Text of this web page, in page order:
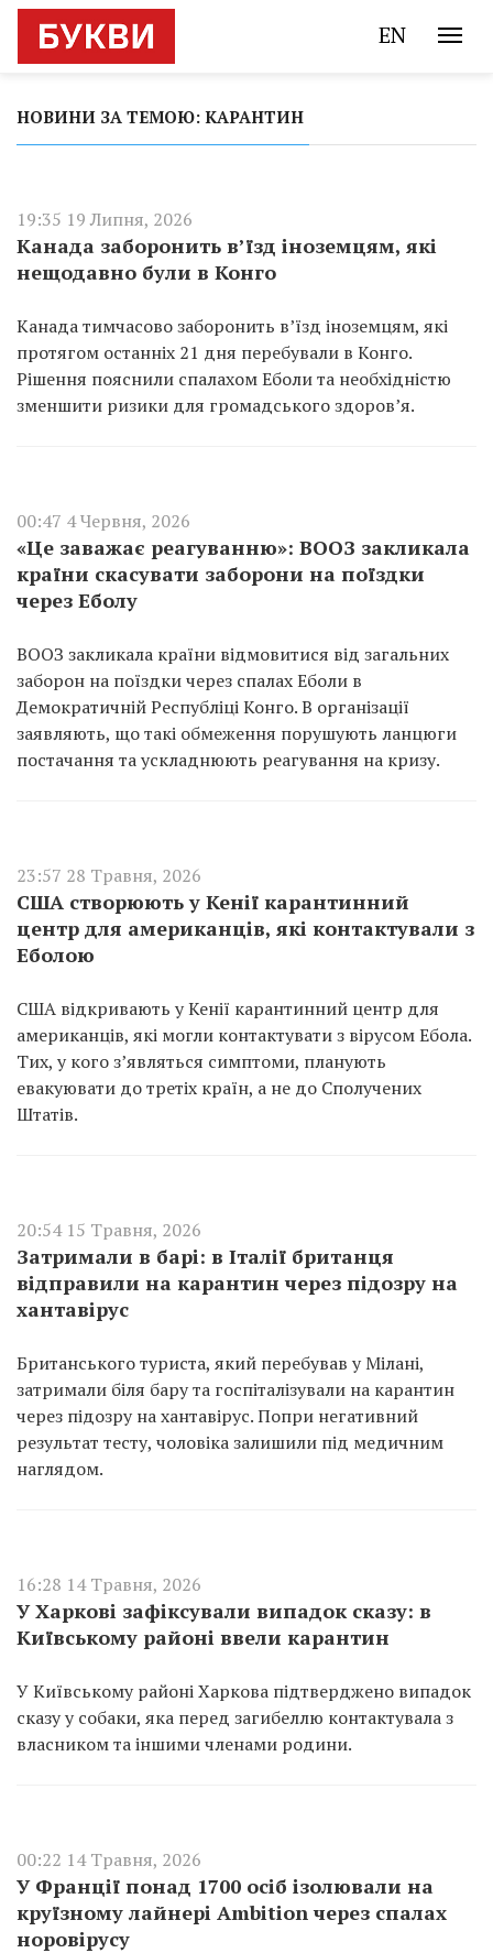
EN
НОВИНИ ЗА ТЕМОЮ: КАРАНТИН
19:35 19 Липня, 2026
Канада заборонить в’їзд іноземцям, які
нещодавно були в Конго
Канада тимчасово заборонить в’їзд іноземцям, які
протягом останніх 21 дня перебували в Конго.
Рішення пояснили спалахом Еболи та необхідністю
зменшити ризики для громадського здоров’я.
00:47 4 Червня, 2026
«Це заважає реагуванню»: ВООЗ закликала
країни скасувати заборони на поїздки
через Еболу
ВООЗ закликала країни відмовитися від загальних
заборон на поїздки через спалах Еболи в
Демократичній Республіці Конго. В організації
заявляють, що такі обмеження порушують ланцюги
постачання та ускладнюють реагування на кризу.
23:57 28 Травня, 2026
США створюють у Кенії карантинний
центр для американців, які контактували з
Еболою
США відкривають у Кенії карантинний центр для
американців, які могли контактувати з вірусом Ебола.
Тих, у кого з’являться симптоми, планують
евакуювати до третіх країн, а не до Сполучених
Штатів.
20:54 15 Травня, 2026
Затримали в барі: в Італії британця
відправили на карантин через підозру на
хантавірус
Британського туриста, який перебував у Мілані,
затримали біля бару та госпіталізували на карантин
через підозру на хантавірус. Попри негативний
результат тесту, чоловіка залишили під медичним
наглядом.
16:28 14 Травня, 2026
У Харкові зафіксували випадок сказу: в
Київському районі ввели карантин
У Київському районі Харкова підтверджено випадок
сказу у собаки, яка перед загибеллю контактувала з
власником та іншими членами родини.
00:22 14 Травня, 2026
У Франції понад 1700 осіб ізолювали на
круїзному лайнері Ambition через спалах
норовірусу